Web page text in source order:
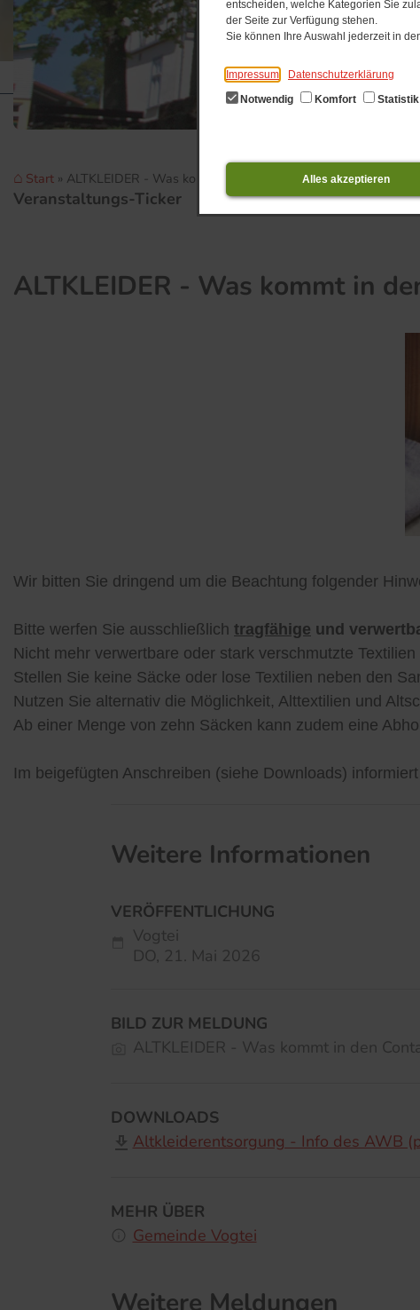
entscheiden, welche Kategorien Sie
der Seite zur Verfügung stehen.
Sie können Ihre Auswahl jederzeit in
Impressum
Datenschutzerklärung
Notwendig
Komfort Statistik
Alles akzeptieren
Start ALTKLEIDER - Was kommt in den Container?
Veranstaltungs-Ticker
ALTKLEIDER - Was kommt in
Wir bitten Sie dringend um die Beachtung folgender
Bitte werfen Sie ausschließlich tragfähige und
Nicht mehr verwertbare oder stark verschmutzte
Stellen Sie keine Säcke oder lose Textilien neben den
Nutzen Sie alternativ die Möglichkeit, Alttextilien und
Ab einer Menge von zehn Säcken kann zudem eine
Im beigefügten Anschreiben (siehe Downloads)
Weitere Informationen
VERÖFFENTLICHUNG
Vogtei
DO, 21. Mai 2026
BILD ZUR MELDUNG
ALTKLEIDER - Was kommt in den
DOWNLOADS
Altkleiderentsorgung - Info des AWB
MEHR ÜBER
Gemeinde Vogtei
Weitere Meldungen